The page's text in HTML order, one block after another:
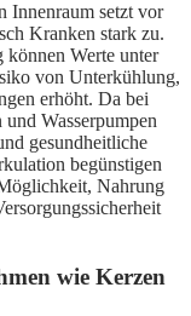
Innenraum setzt vor
Kranken stark zu.
können Werte unter
von Unterkühlung,
erhöht. Da bei
Wasserpumpen
gesundheitliche
begünstigen
Nahrung
wie Kerzen